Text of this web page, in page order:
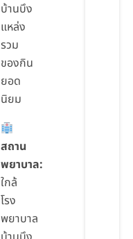
บ้านบึง
แหล่ง
รวม
ของกิน
ยอด
นิยม
สถาน
พยาบาล:
ใกล้
โรง
พยาบาล